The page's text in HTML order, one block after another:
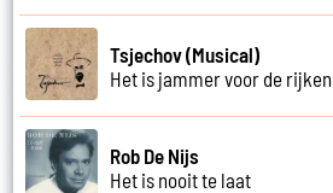
Tsjechov (Musical)
Het is jammer voor de rijken
Rob De Nijs
Het is nooit te laat